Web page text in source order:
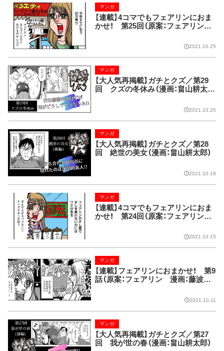
【連載】4コマでもフェアリンにおま
かせ！ 第25回（原案：フェアリン
マンガ
2021.10.25
【大人気再掲載】ガチとクズ／第29
回 クズの冬休み（漫画：畠山耕太
マンガ
2021.10.25
【大人気再掲載】ガチとクズ／第28
回 絶世の美女（漫画：畠山耕太郎）
マンガ
2021.10.18
【連載】4コマでもフェアリンにおま
かせ！ 第24回（原案：フェアリン
マンガ
2021.10.15
【連載】フェアリンにおまかせ！ 第9
話（原案：フェアリン 漫画：藤波俊
マンガ
2021.10.11
【大人気再掲載】ガチとクズ／第27
回 我が世の春（漫画：畠山耕太郎）
マンガ